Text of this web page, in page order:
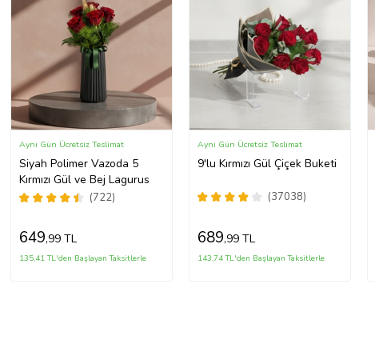
Siyah Polimer Vazoda 5
Kırmızı Gül ve Bej Lagurus
(722)
Aynı Gün Ücretsiz Teslimat
649,99 TL
135,41 TL'den Başlayan Taksitlerle
9'lu Kırmızı Gül Çiçek Buketi
(37038)
Aynı Gün Ücretsiz Teslimat
689,99 TL
143,74 TL'den Başlayan Taksitlerle